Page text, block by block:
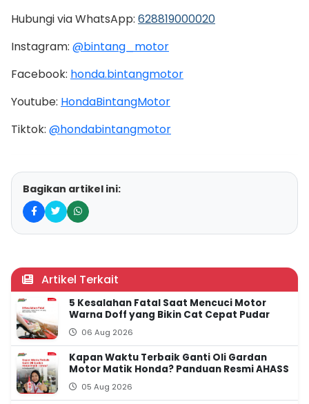
Hubungi via WhatsApp: 628819000020
Instagram: @bintang_motor
Facebook: honda.bintangmotor
Youtube: HondaBintangMotor
Tiktok: @hondabintangmotor
Bagikan artikel ini:
Artikel Terkait
5 Kesalahan Fatal Saat Mencuci Motor
Warna Doff yang Bikin Cat Cepat Pudar
06 Aug 2026
Kapan Waktu Terbaik Ganti Oli Gardan
Motor Matik Honda? Panduan Resmi AHASS
05 Aug 2026